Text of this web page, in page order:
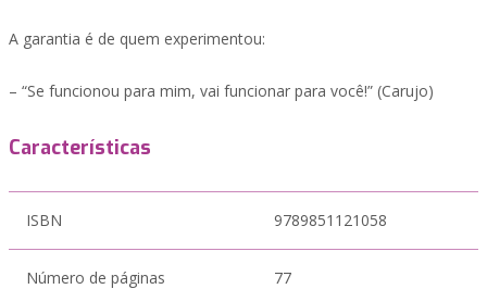
A garantia é de quem experimentou:
– “Se funcionou para mim, vai funcionar para você!” (Carujo)
Características
ISBN 9789851121058
Número de páginas 77